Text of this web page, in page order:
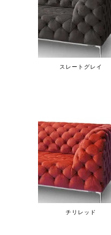
スレートグレイ
チリレッド